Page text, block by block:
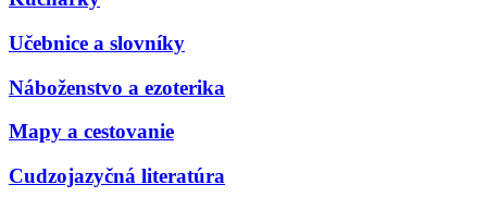
Učebnice a slovníky
Náboženstvo a ezoterika
Mapy a cestovanie
Cudzojazyčná literatúra